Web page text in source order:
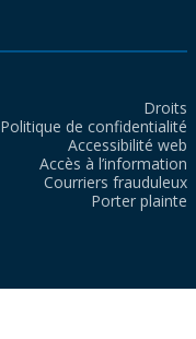
Droits
Politique de confidentialité
Accessibilité web
Accès à l’information
Courriers frauduleux
Porter plainte